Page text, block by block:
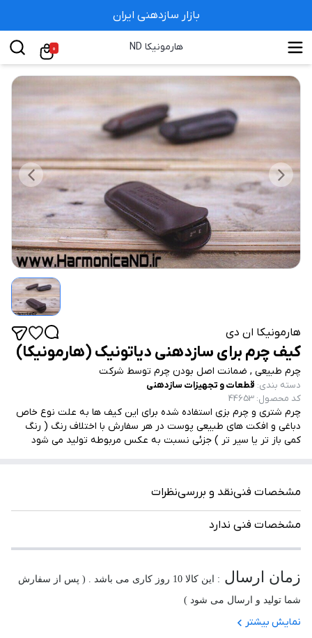
بازار سازدهنی ایران
هارمونیکا ND 0
هارمونیکا ان دی
کیف چرم برای سازدهنی دیاتونیک (هارمونیکا)
چرم طبیعی , ضمانت اصل بودن چرم توسط شرکت
دسته بندی: قطعات و تجهیزات سازدهنی
کد محصول:
44653
چرم شتری و چرم بزی استفاده شده برای این کیف ها به علت نوع خاص
دباغی و افکت های طبیعی پوست در هر سفارش با اختلاف رنگ ( رنگ
کمی باز تر یا سیر تر ) جزئی نسبت به عکس مربوطه تولید می شود
مشخصات فنینقد و بررسینظرات
مشخصات فنی ندارد
زمان ارسال
: این کالا 10 روز کاری می باشد . ( پس از سفارش
شما تولید و ارسال می شود )
نمایش بیشتر